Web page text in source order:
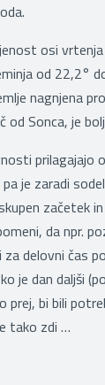
osi
od 22,2°
nagnjena
Sonca, je
prilagajajo
je zaradi
začetek
da npr.
za delovni čas
je dan daljši
prej, bi bili
tako zdi …